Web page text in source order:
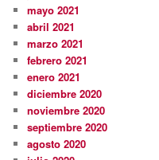
mayo 2021
abril 2021
marzo 2021
febrero 2021
enero 2021
diciembre 2020
noviembre 2020
septiembre 2020
agosto 2020